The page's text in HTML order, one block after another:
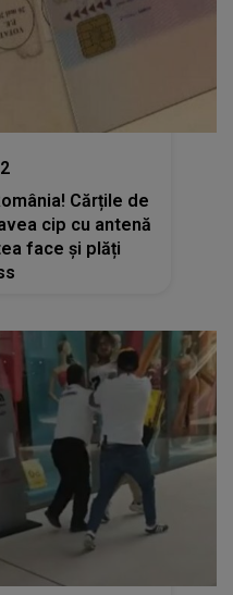
Cărțile de
cip cu antenă
face și plăți